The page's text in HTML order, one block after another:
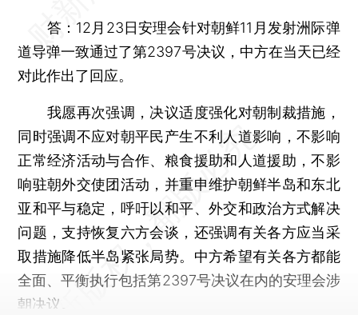
答：12月23日安理会针对朝鲜11月发射洲际弹
道导弹一致通过了第2397号决议，中方在当天已经
对此作出了回应。
我愿再次强调，决议适度强化对朝制裁措施，
同时强调不应对朝平民产生不利人道影响，不影响
正常经济活动与合作、粮食援助和人道援助，不影
响驻朝外交使团活动，并重申维护朝鲜半岛和东北
亚和平与稳定，呼吁以和平、外交和政治方式解决
问题，支持恢复六方会谈，还强调有关各方应当采
取措施降低半岛紧张局势。中方希望有关各方都能
全面、平衡执行包括第2397号决议在内的安理会涉
朝决议。